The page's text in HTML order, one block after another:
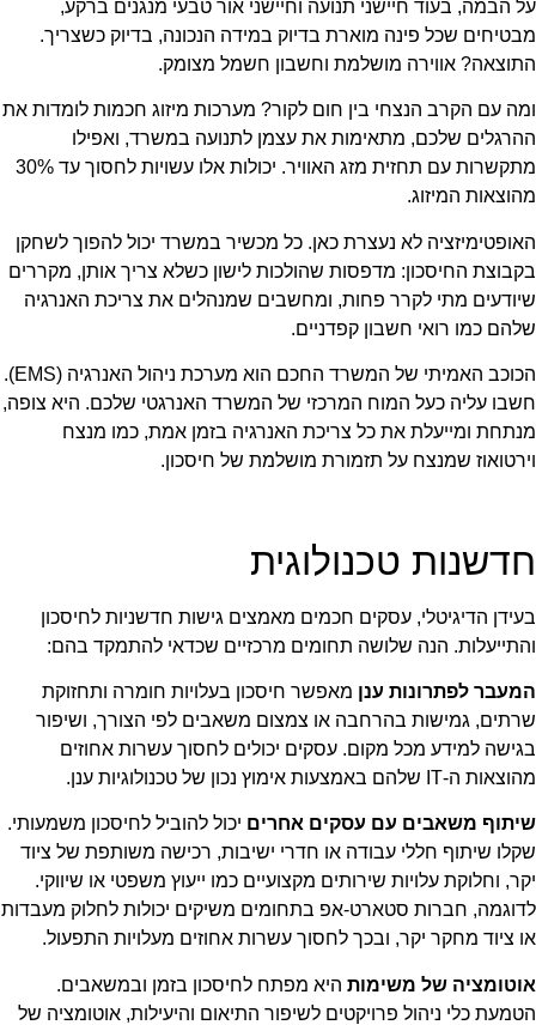
על הבמה, בעוד חיישני תנועה וחיישני אור טבעי מנגנים ברקע,
מבטיחים שכל פינה מוארת בדיוק במידה הנכונה, בדיוק כשצריך.
התוצאה? אווירה מושלמת וחשבון חשמל מצומק.
ומה עם הקרב הנצחי בין חום לקור? מערכות מיזוג חכמות לומדות את
ההרגלים שלכם, מתאימות את עצמן לתנועה במשרד, ואפילו
מתקשרות עם תחזית מזג האוויר. יכולות אלו עשויות לחסוך עד 30%
מהוצאות המיזוג.
האופטימיזציה לא נעצרת כאן. כל מכשיר במשרד יכול להפוך לשחקן
בקבוצת החיסכון: מדפסות שהולכות לישון כשלא צריך אותן, מקררים
שיודעים מתי לקרר פחות, ומחשבים שמנהלים את צריכת האנרגיה
שלהם כמו רואי חשבון קפדניים.
הכוכב האמיתי של המשרד החכם הוא מערכת ניהול האנרגיה (EMS).
חשבו עליה כעל המוח המרכזי של המשרד האנרגטי שלכם. היא צופה,
מנתחת ומייעלת את כל צריכת האנרגיה בזמן אמת, כמו מנצח
וירטואוז שמנצח על תזמורת מושלמת של חיסכון.
חדשנות טכנולוגית
בעידן הדיגיטלי, עסקים חכמים מאמצים גישות חדשניות לחיסכון
והתייעלות. הנה שלושה תחומים מרכזיים שכדאי להתמקד בהם:
המעבר לפתרונות ענן מאפשר חיסכון בעלויות חומרה ותחזוקת
שרתים, גמישות בהרחבה או צמצום משאבים לפי הצורך, ושיפור
בגישה למידע מכל מקום. עסקים יכולים לחסוך עשרות אחוזים
מהוצאות ה-IT שלהם באמצעות אימוץ נכון של טכנולוגיות ענן.
שיתוף משאבים עם עסקים אחרים יכול להוביל לחיסכון משמעותי.
שקלו שיתוף חללי עבודה או חדרי ישיבות, רכישה משותפת של ציוד
יקר, וחלוקת עלויות שירותים מקצועיים כמו ייעוץ משפטי או שיווקי.
לדוגמה, חברות סטארט-אפ בתחומים משיקים יכולות לחלוק מעבדות
או ציוד מחקר יקר, ובכך לחסוך עשרות אחוזים מעלויות התפעול.
אוטומציה של משימות היא מפתח לחיסכון בזמן ובמשאבים.
הטמעת כלי ניהול פרויקטים לשיפור התיאום והיעילות, אוטומציה של